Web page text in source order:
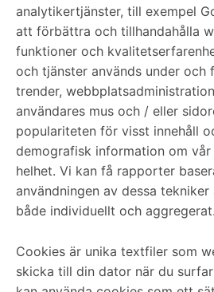
analytikertjänster, till exempel
att förbättra och tillhandahålla
funktioner och
och tjänster används under och
trender,
användares mus och / eller
populariteten för visst innehåll
demografisk information om vår
helhet. Vi kan få rapporter
användningen av dessa
både individuellt och aggregerat.
Cookies är unika textfiler som
skicka till din dator när du